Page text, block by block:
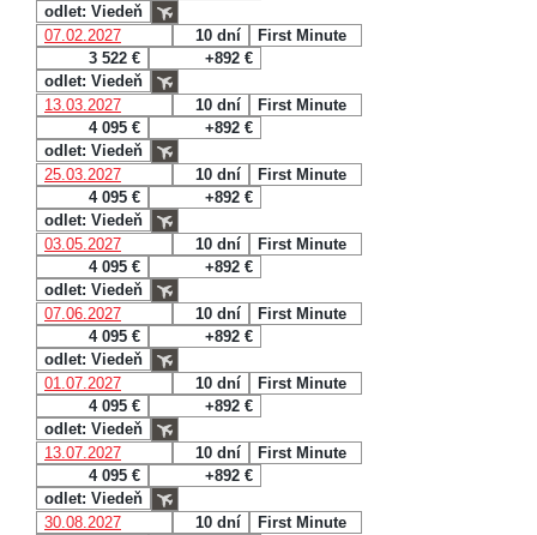
odlet: Viedeň
07.02.2027
10 dní
First Minute
3 522 €
+892 €
odlet: Viedeň
13.03.2027
10 dní
First Minute
4 095 €
+892 €
odlet: Viedeň
25.03.2027
10 dní
First Minute
4 095 €
+892 €
odlet: Viedeň
03.05.2027
10 dní
First Minute
4 095 €
+892 €
odlet: Viedeň
07.06.2027
10 dní
First Minute
4 095 €
+892 €
odlet: Viedeň
01.07.2027
10 dní
First Minute
4 095 €
+892 €
odlet: Viedeň
13.07.2027
10 dní
First Minute
4 095 €
+892 €
odlet: Viedeň
30.08.2027
10 dní
First Minute